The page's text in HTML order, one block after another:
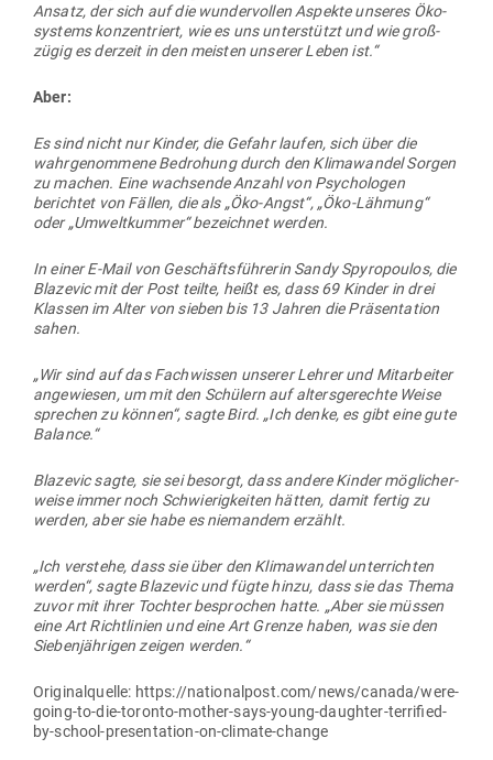
Ansatz, der sich auf die wun­der­vollen Aspekte unseres Öko­
systems kon­zen­triert, wie es uns unter­stützt und wie groß­
zügig es derzeit in den meisten unserer Leben ist.“
Aber:
Es sind nicht nur Kinder, die Gefahr laufen, sich über die
wahr­ge­nommene Bedrohung durch den Kli­ma­wandel Sorgen
zu machen. Eine wach­sende Anzahl von Psy­cho­logen
berichtet von Fällen, die als „Öko-Angst“, „Öko-Lähmung“
oder „Umwelt­kummer“ bezeichnet werden.
In einer E‑Mail von Geschäfts­füh­rerin Sandy Spy­ro­poulos, die
Bla­zevic mit der Post teilte, heißt es, dass 69 Kinder in drei
Klassen im Alter von sieben bis 13 Jahren die Prä­sen­tation
sahen.
„Wir sind auf das Fach­wissen unserer Lehrer und Mit­ar­beiter
ange­wiesen, um mit den Schülern auf alters­ge­rechte Weise
sprechen zu können“, sagte Bird. „Ich denke, es gibt eine gute
Balance.“
Bla­zevic sagte, sie sei besorgt, dass andere Kinder mög­li­cher­
weise immer noch Schwie­rig­keiten hätten, damit fertig zu
werden, aber sie habe es nie­mandem erzählt.
„Ich ver­stehe, dass sie über den Kli­ma­wandel unter­richten
werden“, sagte Bla­zevic und fügte hinzu, dass sie das Thema
zuvor mit ihrer Tochter besprochen hatte. „Aber sie müssen
eine Art Richt­linien und eine Art Grenze haben, was sie den
Sie­ben­jäh­rigen zeigen werden.“
Ori­gi­nal­quelle: https://nationalpost.com/news/canada/were-
going-to-die-toronto-mother-says-young-daughter-terrified-
by-school-presentation-on-climate-change